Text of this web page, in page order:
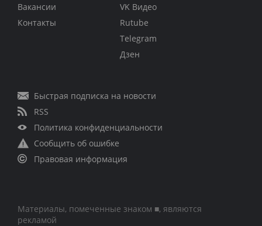
Вакансии
Контакты
VK Видео
Rutube
Telegram
Дзен
Быстрая подписка на новости
RSS
Политика конфиденциальности
Сообщить об ошибке
Правовая информация
Материалы, помеченные знаком ■, являются
рекламой